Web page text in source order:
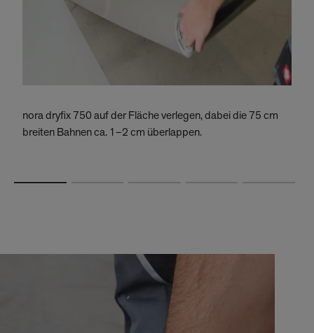
nora dryfix 750 auf der Fläche verlegen, dabei die 75 cm
breiten Bahnen ca. 1–2 cm überlappen.